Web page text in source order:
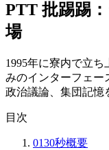
PTT 批踢踢
場
1995年に寮内で立
みのインターフェー
政治議論、集団記憶
目次
0130秒概要